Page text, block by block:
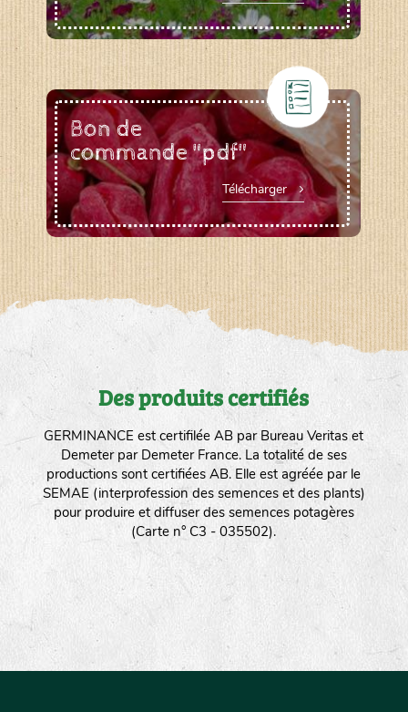
Bon de
commande "pdf"
Télécharger
Des produits certifiés
GERMINANCE est certifilée AB par Bureau Veritas et
Demeter par Demeter France. La totalité de ses
productions sont certifiées AB. Elle est agréée par le
SEMAE (interprofession des semences et des plants)
pour produire et diffuser des semences potagères
(Carte n° C3 - 035502).